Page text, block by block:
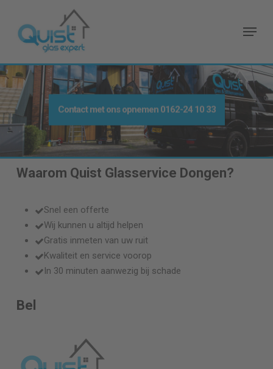
main
Menu
Contact met ons opnemen 0162-24 10 33
Waarom Quist Glasservice Dongen?
Snel een offerte
Wij kunnen u altijd helpen
Gratis inmeten van uw ruit
Kwaliteit en service voorop
In 30 minuten aanwezig bij schade
Bel